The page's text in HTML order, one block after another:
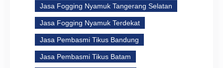
Jasa Fogging Nyamuk Tangerang Selatan
Jasa Fogging Nyamuk Terdekat
Jasa Pembasmi Tikus Bandung
Jasa Pembasmi Tikus Batam